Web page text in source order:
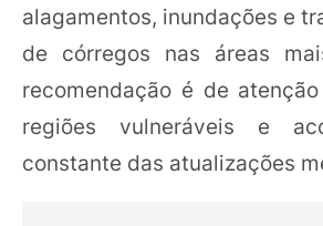
alagamentos, inundações e
de córregos nas áreas
recomendação é de
regiões vulneráveis e
constante das atualizações